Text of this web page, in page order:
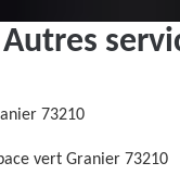
Autres
73210
vert Granier 73210